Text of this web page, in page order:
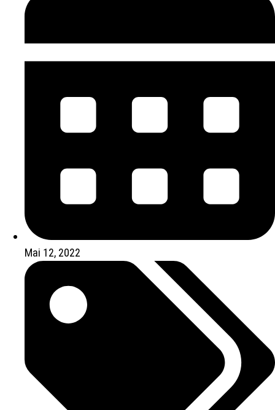
Mai 12, 2022